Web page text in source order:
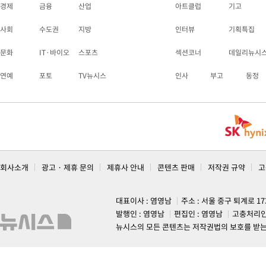
경제 금융 산업
사회 수도권 지방
문화 IT·바이오 스포츠
연예 포토 TV뉴시스
아트클럽 기고
인터뷰 기획특집
섹션코너 데일리뉴시
인사 부고 동정
회사소개 광고 · 제휴 문의 제휴사 안내 콘텐츠 판매 저작권 규약
대표이사 : 염영남
주소 : 서울 중구 퇴계로
발행인 : 염영남
편집인 : 염영남
고충처리
뉴시스의 모든 콘텐츠는 저작권법의 보호를